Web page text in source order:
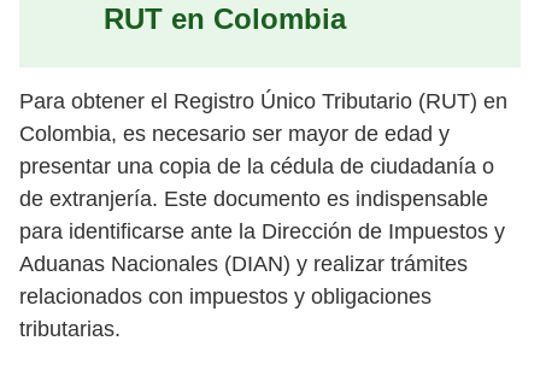
RUT en Colombia
Para obtener el Registro Único Tributario (RUT) en
Colombia, es necesario ser mayor de edad y
presentar una copia de la cédula de ciudadanía o
de extranjería. Este documento es indispensable
para identificarse ante la Dirección de Impuestos y
Aduanas Nacionales (DIAN) y realizar trámites
relacionados con impuestos y obligaciones
tributarias.